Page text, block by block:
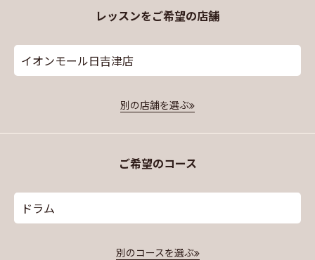
レッスンをご希望の店舗
イオンモール日吉津店
別の店舗を選ぶ
ご希望のコース
ドラム
別のコースを選ぶ